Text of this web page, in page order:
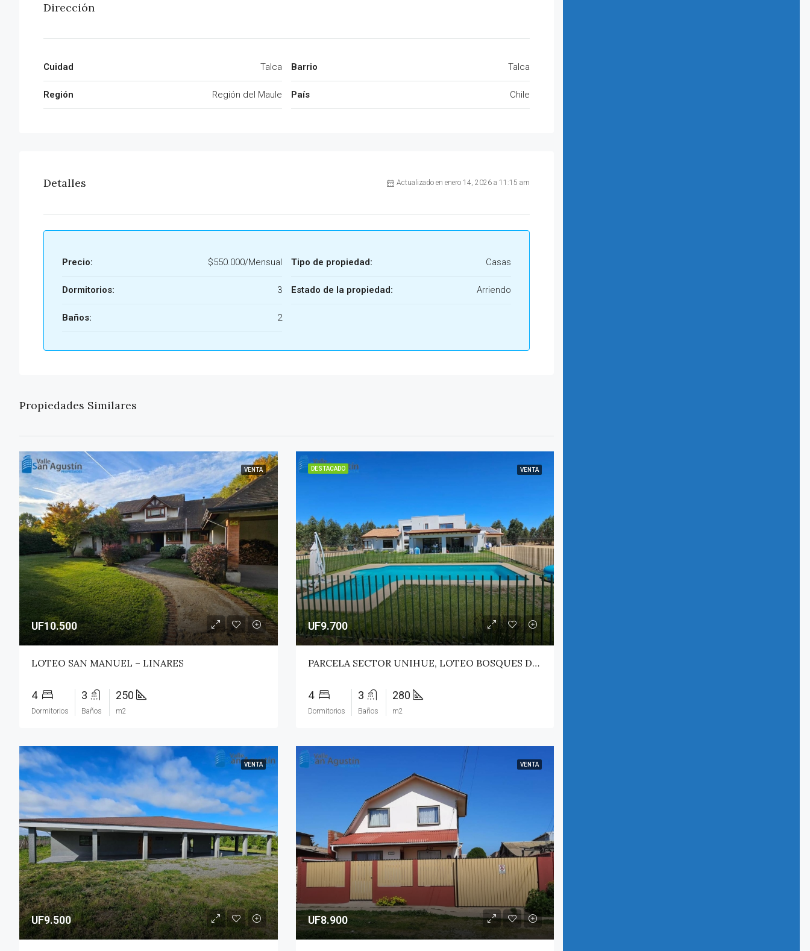
Dirección
Cuidad Talca
Región Región del Maule
Barrio Talca
País Chile
Detalles Actualizado en enero 14, 2026 a 11:15 am
Precio: $550.000/Mensual
Dormitorios: 3
Baños: 2
Tipo de propiedad: Casas
Estado de la propiedad: Arriendo
Propiedades Similares
VENTA
UF10.500
LOTEO SAN MANUEL – LINARES
4
Dormitorios
3
Baños
250
m2
DESTACADO VENTA
UF9.700
PARCELA SECTOR UNIHUE, LOTEO BOSQUES DEL VALLE – MAULE
4
Dormitorios
3
Baños
280
m2
VENTA
UF9.500
VENTA
UF8.900